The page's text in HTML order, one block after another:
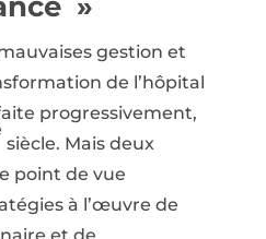
gestion et
de l’hôpital
progressivement,
siècle. Mais deux
point de vue
à l’œuvre de